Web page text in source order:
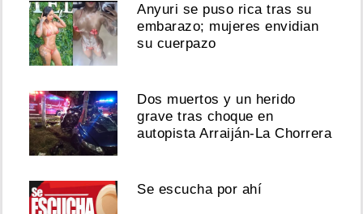
Anyuri se puso rica tras su
embarazo; mujeres envidian
su cuerpazo
Dos muertos y un herido
grave tras choque en
autopista Arraiján-La Chorrera
Se escucha por ahí